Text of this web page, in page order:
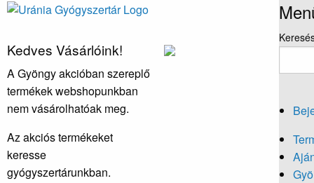
Kedves Vásárlóink!
A Gyöngy akcióban szereplő
termékek webshopunkban
nem vásárolhatóak meg.
Az akciós termékeket
keresse
gyógyszertárunkban.